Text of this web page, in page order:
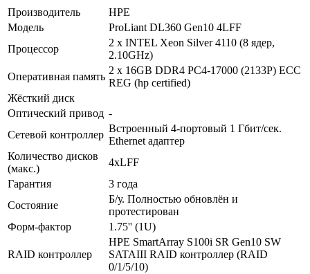
Производитель
HPE
Модель
ProLiant DL360 Gen10 4LFF
Процессор
2 x INTEL Xeon Silver 4110 (8 ядер,
2.10GHz)
Оперативная память
2 x 16GB DDR4 PC4-17000 (2133P) ECC
REG (hp certified)
Жёсткий диск
Оптический привод -
Сетевой контроллер
Встроенный 4-портовый 1 Гбит/сек.
Ethernet адаптер
Количество дисков
(макс.)
4xLFF
Гарантия
3 года
Состояние
Б/у. Полностью обновлён и
протестирован
Форм-фактор
1.75'' (1U)
RAID контроллер
HPE SmartArray S100i SR Gen10 SW
SATAIII RAID контроллер (RAID
0/1/5/10)